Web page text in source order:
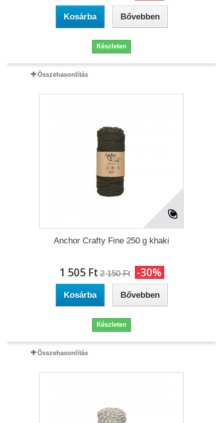
Kosárba Bővebben
Készleten
Összehasonlítás
Anchor Crafty Fine 250 g khaki
1 505 Ft‎ 2 150 Ft‎ -30%
Kosárba Bővebben
Készleten
Összehasonlítás